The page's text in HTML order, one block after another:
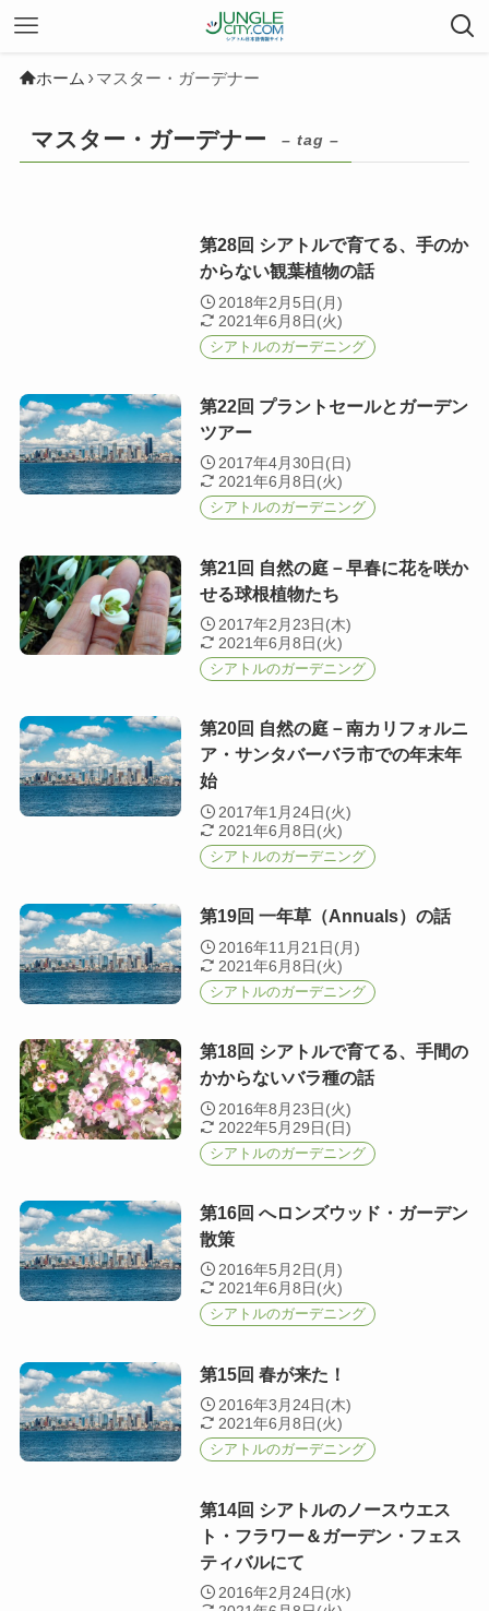
ホーム マスター・ガーデナー
マスター・ガーデナー – tag –
第28回 シアトルで育てる、手のか
からない観葉植物の話
2018年2月5日(月)
2021年6月8日(火)
シアトルのガーデニング
第22回 プラントセールとガーデン
ツアー
2017年4月30日(日)
2021年6月8日(火)
シアトルのガーデニング
第21回 自然の庭－早春に花を咲か
せる球根植物たち
2017年2月23日(木)
2021年6月8日(火)
シアトルのガーデニング
第20回 自然の庭－南カリフォルニ
ア・サンタバーバラ市での年末年
始
2017年1月24日(火)
2021年6月8日(火)
シアトルのガーデニング
第19回 一年草（Annuals）の話
2016年11月21日(月)
2021年6月8日(火)
シアトルのガーデニング
第18回 シアトルで育てる、手間の
かからないバラ種の話
2016年8月23日(火)
2022年5月29日(日)
シアトルのガーデニング
第16回 へロンズウッド・ガーデン
散策
2016年5月2日(月)
2021年6月8日(火)
シアトルのガーデニング
第15回 春が来た！
2016年3月24日(木)
2021年6月8日(火)
シアトルのガーデニング
第14回 シアトルのノースウエス
ト・フラワー＆ガーデン・フェス
ティバルにて
2016年2月24日(水)